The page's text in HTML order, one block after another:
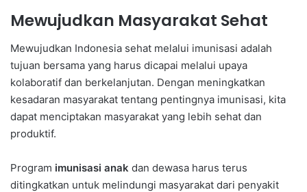
Mewujudkan Masyarakat Sehat
Mewujudkan Indonesia sehat melalui imunisasi adalah
tujuan bersama yang harus dicapai melalui upaya
kolaboratif dan berkelanjutan. Dengan meningkatkan
kesadaran masyarakat tentang pentingnya imunisasi, kita
dapat menciptakan masyarakat yang lebih sehat dan
produktif.
Program imunisasi anak dan dewasa harus terus
ditingkatkan untuk melindungi masyarakat dari penyakit